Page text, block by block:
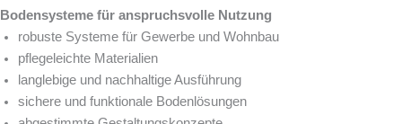
Bodensysteme für anspruchsvolle Nutzung
robuste Systeme für Gewerbe und Wohnbau
pflegeleichte Materialien
langlebige und nachhaltige Ausführung
sichere und funktionale Bodenlösungen